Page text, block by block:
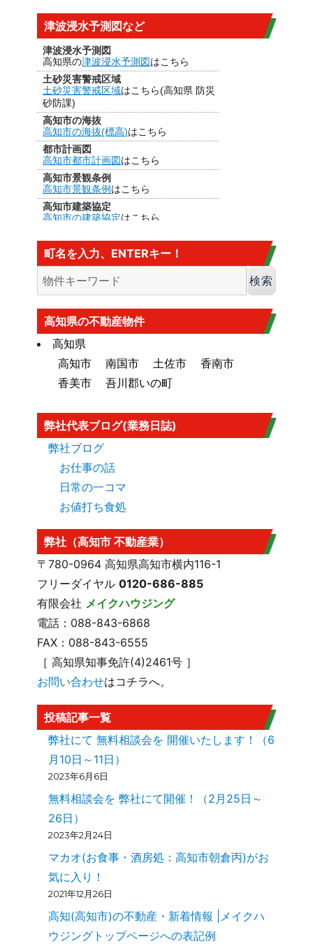
津波浸水予測図など
津波浸水予測図
高知県の津波浸水予測図はこちら
土砂災害警戒区域
土砂災害警戒区域はこちら(高知県 防災
砂防課)
高知市の海抜
高知市の海抜(標高)はこちら
都市計画図
高知市都市計画図はこちら
高知市景観条例
高知市景観条例 はこちら
高知市建築協定
高知市の建築協定はこちら
高知市の建法22条区域
はこちら・・・
カヤ葺き、ログハウスはダメ
香南市の海抜
香南市の海抜（標高）
高知市大規模盛土造成地マップ
ら
町名を入力、ENTERキー！
高知県の不動産物件
高知県
高知市
南国市 土佐市
香南市
香美市
吾川郡いの町
弊社代表ブログ(業務日誌)
弊社ブログ
お仕事の話
日常の一コマ
お値打ち食処
弊社（高知市 不動産業）
〒780-0964 高知県高知市横内116-1
フリーダイヤル0120-686-885
有限会社 メイクハウジング
電話：088-843-6868
FAX：088-843-6555
［ 高知県知事免許(4)2461号 ］
お問い合わせはコチラへ。
投稿記事一覧
弊社にて 無料相談会を 開催いたします！（6
月10日～11日）
2023年6月6日
無料相談会を 弊社にて開催！（2月25日～
26日）
2023年2月24日
マカオ(お食事・酒房処：高知市朝倉丙)がお
気に入り！
2021年12月26日
高知(高知市)の不動産・新着情報 |メイクハ
ウジングトップページへの表記例